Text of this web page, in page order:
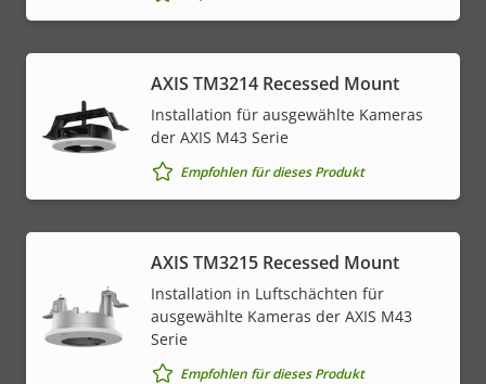
AXIS TM3214 Recessed Mount
Installation für ausgewählte Kameras
der AXIS M43 Serie
Empfohlen für dieses Produkt
AXIS TM3215 Recessed Mount
Installation in Luftschächten für
ausgewählte Kameras der AXIS M43
Serie
Empfohlen für dieses Produkt